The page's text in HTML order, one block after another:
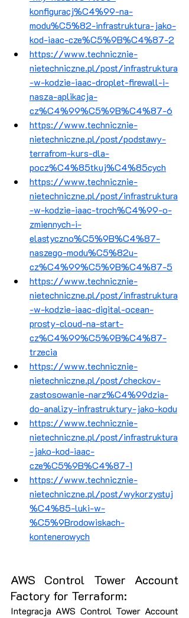
konfiguracj%C4%99-na-
modu%C5%82-infrastruktura-jako-
kod-iaac-cze%C5%9B%C4%87-2
https://www.technicznie-
nietechniczne.pl/post/infrastruktura
-w-kodzie-iaac-droplet-firewall-i-
nasza-aplikacja-
cz%C4%99%C5%9B%C4%87-6
https://www.technicznie-
nietechniczne.pl/post/podstawy-
terrafrom-kurs-dla-
pocz%C4%85tkuj%C4%85cych
https://www.technicznie-
nietechniczne.pl/post/infrastruktura
-w-kodzie-iaac-troch%C4%99-o-
zmiennych-i-
elastyczno%C5%9B%C4%87-
naszego-modu%C5%82u-
cz%C4%99%C5%9B%C4%87-5
https://www.technicznie-
nietechniczne.pl/post/infrastruktura
-w-kodzie-iaac-digital-ocean-
prosty-cloud-na-start-
cz%C4%99%C5%9B%C4%87-
trzecia
https://www.technicznie-
nietechniczne.pl/post/checkov-
zastosowanie-narz%C4%99dzia-
do-analizy-infrastruktury-jako-kodu
https://www.technicznie-
nietechniczne.pl/post/infrastruktura
-jako-kod-iaac-
cze%C5%9B%C4%87-1
https://www.technicznie-
nietechniczne.pl/post/wykorzystuj
%C4%85-luki-w-
%C5%9Brodowiskach-
kontenerowych
AWS Control Tower Account
Factory for Terraform:
Integracja AWS Control Tower Account